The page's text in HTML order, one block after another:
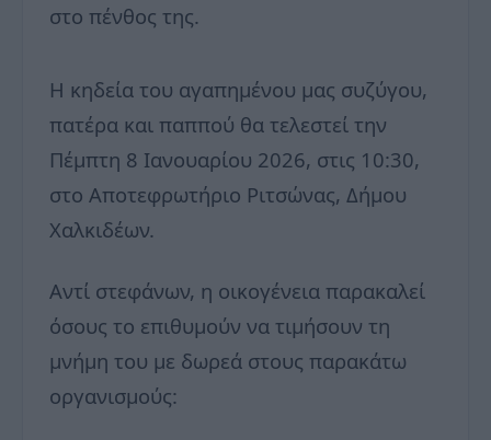
στο πένθος της.
Η κηδεία του αγαπημένου μας συζύγου,
πατέρα και παππού θα τελεστεί την
Πέμπτη 8 Ιανουαρίου 2026, στις 10:30,
στο Αποτεφρωτήριο Ριτσώνας, Δήμου
Χαλκιδέων.
Αντί στεφάνων, η οικογένεια παρακαλεί
όσους το επιθυμούν να τιμήσουν τη
μνήμη του με δωρεά στους παρακάτω
οργανισμούς: